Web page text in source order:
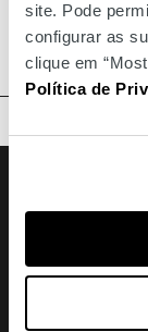
site. Pode
configurar as
clique em
Política de
213